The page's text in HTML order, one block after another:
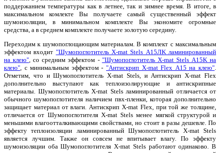
поддержанием температуры как в летнее, так и зимнее время. В итоге, в
максимальном комлекте Вы получаете самый существенный эффект
шумоизоляции, в минимальном комплекте Вы экономите огромные
средства, а в среднем комплекте получаете золотую середину.
Переходим к шумопоглощающим материалам. В комплект с максимальным
эффектом входит "Шумопоглотитель X-mat Stels А15ЛK ламинированный
на клею" , со средним эффектом - "Шумопоглотитель X-mat Stels А15K на
клею" , с минимальным эффектом - "Антискрип X-mat Flex А15 на клею"
Отметим, что и Шумопоглотитель X-mat Stels, и Антискрип X-mat Flex
дополнительно выступают как теплоизолирующие и антискрипные
материалы. Шумопоглотитель X-mat Stels ламинированный отличается от
обычного шумопоглотителя наличием пвх-пленки, которая дополнительно
защищает материал от влаги. Антискрип X-mat Flex, при той же толщине,
отличается от Шумопоглотителя X-mat Stels менее мягкой структурой и
меньшими влагоотталкивающими свойствами, но стоит в разы дешевле. По
эффекту теплоизоляции ламинированный Шумопоглотитель X-mat Stels
является лучшим. Также он совсем не впитывает влагу. По эффекту
шумоизоляции оба Шумопоглотителя X-mat Stels работают одинаково. В